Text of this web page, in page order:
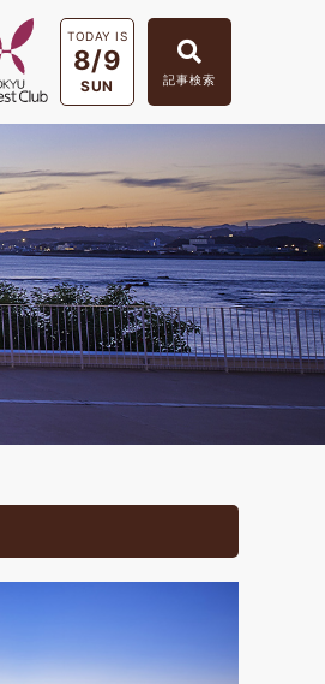
TODAY IS
8/9
SUN 記事検索